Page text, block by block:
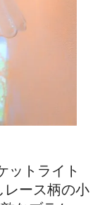
トライト
レース柄の小